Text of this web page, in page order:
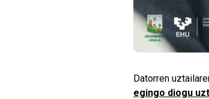
Datorren
egingo diogu